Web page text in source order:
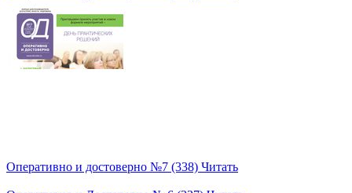
Оперативно и достоверно №7 (338) Читать